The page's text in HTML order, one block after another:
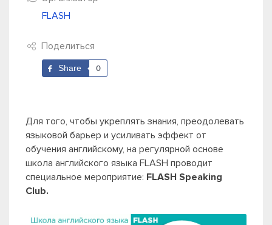
FLASH
Поделиться
Share 0
Для того, чтобы укреплять знания, преодолевать
языковой барьер и усиливать эффект от
обучения английскому, на регулярной основе
школа английского языка FLASH проводит
специальное мероприятие: FLASH Speaking
Club.